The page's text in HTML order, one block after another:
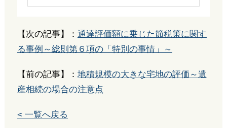
【次の記事】： 通達評価額に乗じた節税策に関す
る事例～総則第６項の「特別の事情」～
【前の記事】： 地積規模の大きな宅地の評価～遺
産相続の場合の注意点
< 一覧へ戻る